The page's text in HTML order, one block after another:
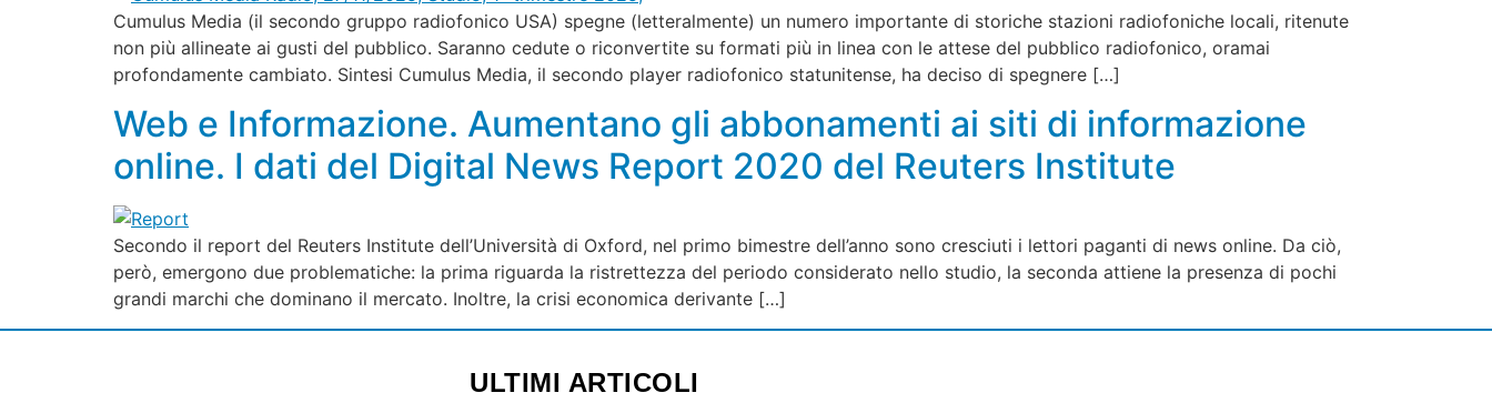
Cumulus Media (il secondo gruppo radiofonico USA) spegne (letteralmente) un numero importante di storiche stazioni radiofoniche locali, ritenute
non più allineate ai gusti del pubblico. Saranno cedute o riconvertite su formati più in linea con le attese del pubblico radiofonico, oramai
profondamente cambiato. Sintesi Cumulus Media, il secondo player radiofonico statunitense, ha deciso di spegnere […]
Web e Informazione. Aumentano gli abbonamenti ai siti di informazione
online. I dati del Digital News Report 2020 del Reuters Institute
Secondo il report del Reuters Institute dell’Università di Oxford, nel primo bimestre dell’anno sono cresciuti i lettori paganti di news online. Da ciò,
però, emergono due problematiche: la prima riguarda la ristrettezza del periodo considerato nello studio, la seconda attiene la presenza di pochi
grandi marchi che dominano il mercato. Inoltre, la crisi economica derivante […]
ULTIMI ARTICOLI